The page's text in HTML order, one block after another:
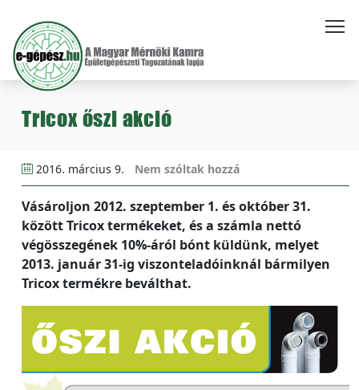
Tricox őszi akció
2016. március 9. Nem szóltak hozzá
Vásároljon 2012. szeptember 1. és október 31.
között Tricox termékeket, és a számla nettó
végösszegének 10%-áról bónt küldünk, melyet
2013. január 31-ig viszonteladóinknál bármilyen
Tricox termékre beválthat.